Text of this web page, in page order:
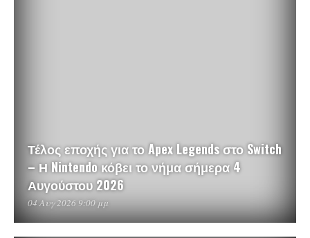
Τέλος εποχής για το Apex Legends στο Switch
– Η Nintendo κόβει το νήμα σήμερα 4
Αυγούστου 2026
04 Αυγ 2026 9:00 μμ